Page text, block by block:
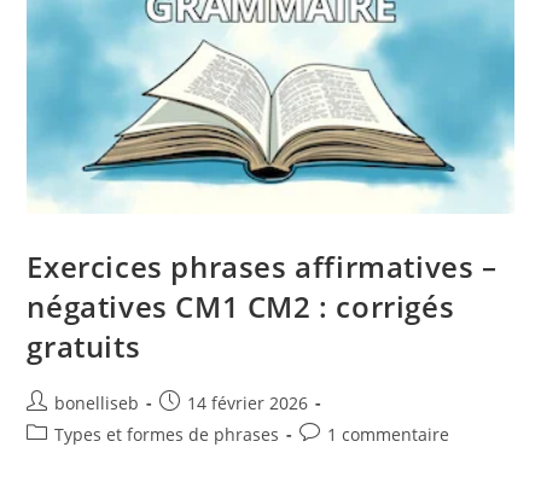
Exercices phrases affirmatives –
négatives CM1 CM2 : corrigés
gratuits
bonelliseb
14 février 2026
Types et formes de phrases
1 commentaire